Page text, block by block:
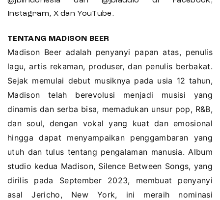
Instagram, X dan YouTube.
TENTANG MADISON BEER
Madison Beer adalah penyanyi papan atas, penulis
lagu, artis rekaman, produser, dan penulis berbakat.
Sejak memulai debut musiknya pada usia 12 tahun,
Madison telah berevolusi menjadi musisi yang
dinamis dan serba bisa, memadukan unsur pop, R&B,
dan soul, dengan vokal yang kuat dan emosional
hingga dapat menyampaikan penggambaran yang
utuh dan tulus tentang pengalaman manusia. Album
studio kedua Madison, Silence Between Songs, yang
dirilis pada September 2023, membuat penyanyi
asal Jericho, New York, ini meraih nominasi